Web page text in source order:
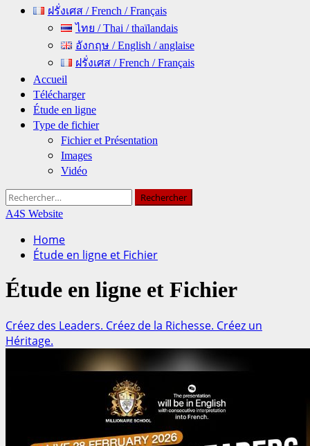
Primary ฝรั่งเศส / French / Français
ไทย / Thai / thaïlandais
อังกฤษ / English / anglaise
ฝรั่งเศส / French / Français
Accueil
Télécharger
Étude en ligne
Type de fichier
Fichier et Présentation
Images
Vidéo
Rechercher :
A4S Website
Home
Étude en ligne et Fichier
Étude en ligne et Fichier
Créez des Leaders. Créez de la Richesse. Créez un
Héritage.